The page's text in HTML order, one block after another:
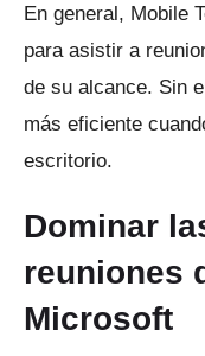
En general, Mobile
para asistir a
de su alcance. Sin
más eficiente
escritorio.
Dominar
reuniones
Microsoft